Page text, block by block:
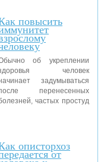
повысить
об укреплении
человек
задумываться
перенесенных
частых простуд
описторхоз
от